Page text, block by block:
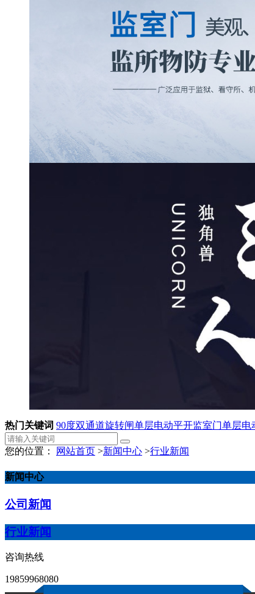
热门关键词 90度双通道旋转闸单层电动平开监室门单层电
您的位置： 网站首页 >新闻中心 >行业新闻
新闻中心
公司新闻
行业新闻
咨询热线
19859968080